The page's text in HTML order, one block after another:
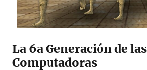
La 6a Generación de las
Computadoras